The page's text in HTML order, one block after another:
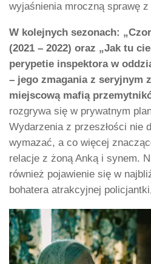
wyjaśnienia mroczną sprawę
W kolejnych sezonach:
(2021 – 2022) oraz „Jak tu
perypetie inspektora w
– jego zmagania z seryjnym
miejscową mafią
rozgrywa się w prywatnym
Wydarzenia z przeszłości nie
wymazać, a co więcej
relacje z żoną Anką i synem.
również pojawienie się w
bohatera atrakcyjnej